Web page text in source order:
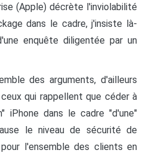
(Apple) décrète l'inviolabilité
dans le cadre, j'insiste là-
enquête diligentée par un
des arguments, d'ailleurs
qui rappellent que céder à
iPhone dans le cadre "d'une"
le niveau de sécurité de
l'ensemble des clients en